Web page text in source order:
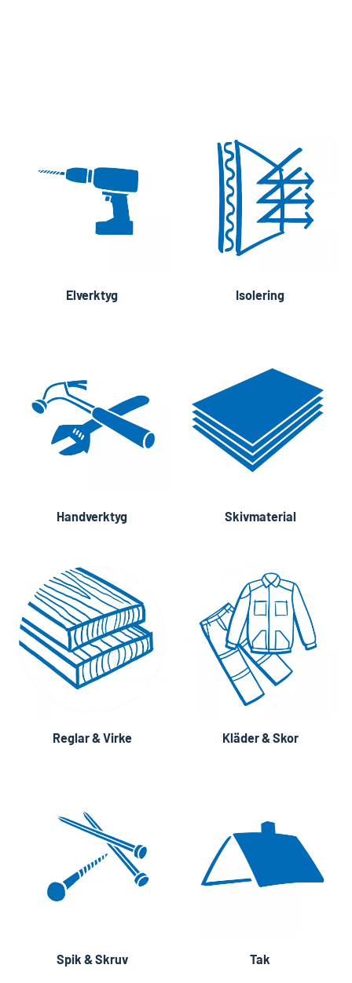
Elverktyg Isolering
Handverktyg Skivmaterial
Reglar & Virke Kläder & Skor
Spik & Skruv Tak